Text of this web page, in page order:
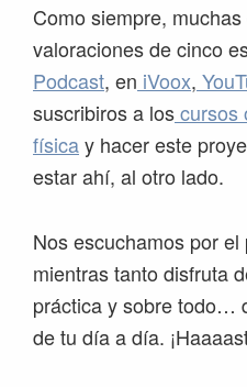
Como siempre,
valoraciones de cinco
Podcast, en iVoox,
suscribiros a loscursos
físicay hacer este
estar ahí, al otro lado.
Nos escuchamos por
mientras tanto disfruta
práctica y sobre todo…
de tu día a día.